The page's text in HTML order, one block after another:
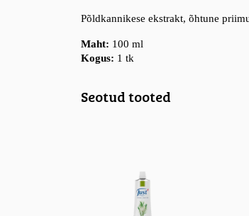
Põldkannikese ekstrakt, õhtune
Maht: 100 ml
Kogus: 1 tk
Seotud tooted